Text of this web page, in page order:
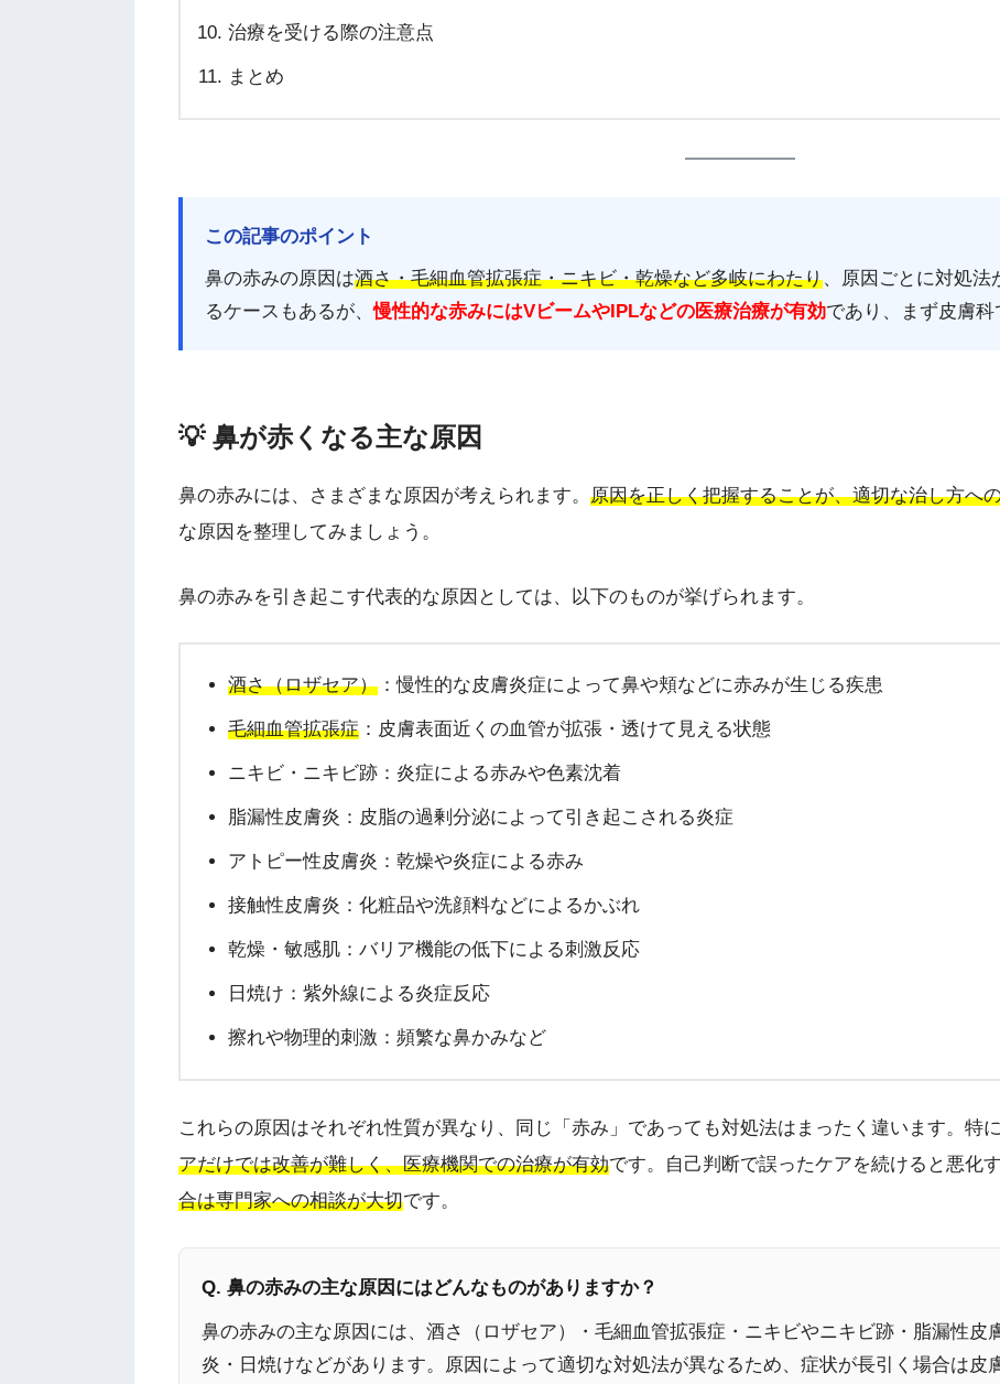
治療を受ける際の注意点
まとめ
この記事のポイント
鼻の赤みの原因は酒さ・毛細血管拡張症・ニキビ・乾燥など多岐にわたり、原因ごとに対処法
るケースもあるが、慢性的な赤みにはVビームやIPLなどの医療治療が有効であり、まず皮膚科
💡 鼻が赤くなる主な原因
鼻の赤みには、さまざまな原因が考えられます。 原因を正しく把握することが、適切な治し方へ
な原因を整理してみましょう。
鼻の赤みを引き起こす代表的な原因としては、以下のものが挙げられます。
酒さ（ロザセア）：慢性的な皮膚炎症によって鼻や頬などに赤みが生じる疾患
毛細血管拡張症：皮膚表面近くの血管が拡張・透けて見える状態
ニキビ・ニキビ跡：炎症による赤みや色素沈着
脂漏性皮膚炎：皮脂の過剰分泌によって引き起こされる炎症
アトピー性皮膚炎：乾燥や炎症による赤み
接触性皮膚炎：化粧品や洗顔料などによるかぶれ
乾燥・敏感肌：バリア機能の低下による刺激反応
日焼け：紫外線による炎症反応
擦れや物理的刺激：頻繁な鼻かみなど
これらの原因はそれぞれ性質が異なり、同じ「赤み」であっても対処法はまったく違います。特に
アだけでは改善が難しく、医療機関での治療が有効です。自己判断で誤ったケアを続けると悪化
合は専門家への相談が大切です。
Q. 鼻の赤みの主な原因にはどんなものがありますか？
鼻の赤みの主な原因には、酒さ（ロザセア）・毛細血管拡張症・ニキビやニキビ跡・脂漏性皮
炎・日焼けなどがあります。原因によって適切な対処法が異なるため、症状が長引く場合は皮